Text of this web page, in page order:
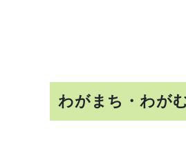
わがまち・わが